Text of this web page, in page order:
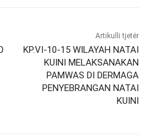
Artikulli tjetër
KP.VI-10-15 WILAYAH NATAI
KUINI MELAKSANAKAN
PAMWAS DI DERMAGA
PENYEBRANGAN NATAI
KUINI